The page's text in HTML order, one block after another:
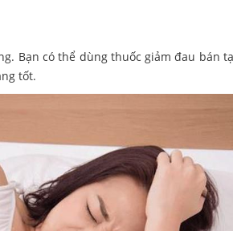
Bạn có thể dùng thuốc giảm đau bán
tốt.